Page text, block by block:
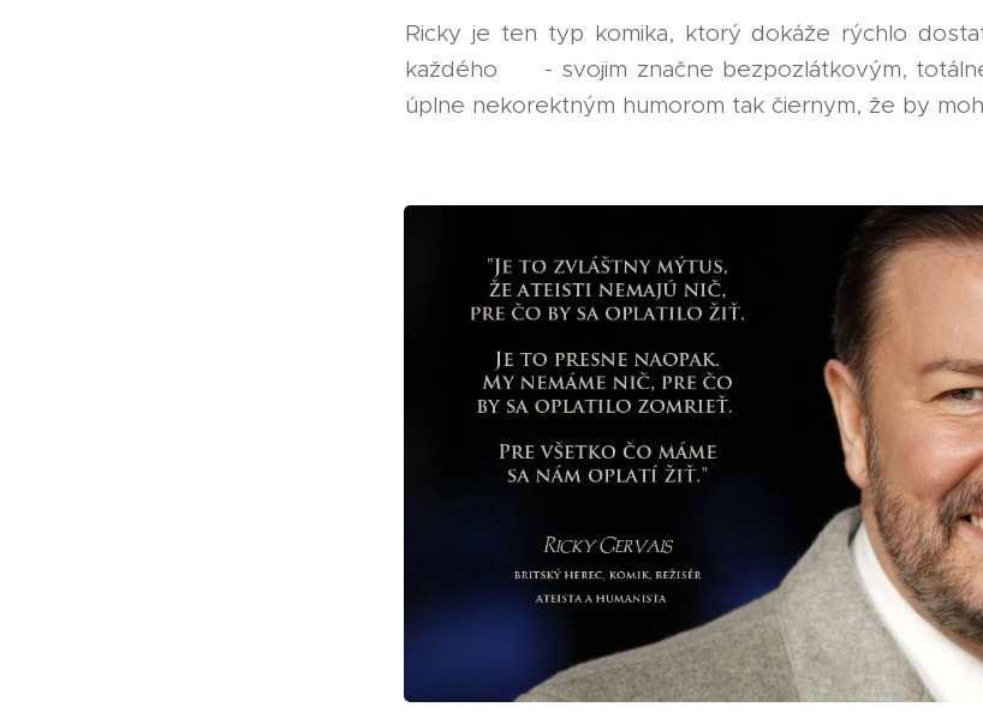
Ricky je ten typ komika, ktorý dokáže rýchlo
každého 😳 - svojim značne bezpozlátkovým,
úplne nekorektným humorom tak čiernym, že by